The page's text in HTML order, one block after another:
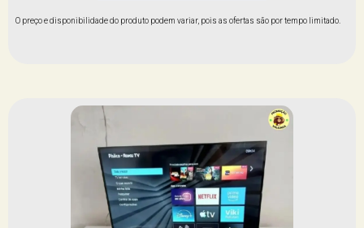
O preço e disponibilidade do produto podem variar, pois as ofertas são por tempo limitado.